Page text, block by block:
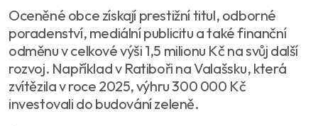
Oceněné obce získají prestižní titul, odborné
poradenství, mediální publicitu a také finanční
odměnu v celkové výši 1,5 milionu Kč na svůj další
rozvoj. Například v Ratiboři na Valašsku, která
zvítězila v roce 2025, výhru 300 000 Kč
investovali do budování zeleně.